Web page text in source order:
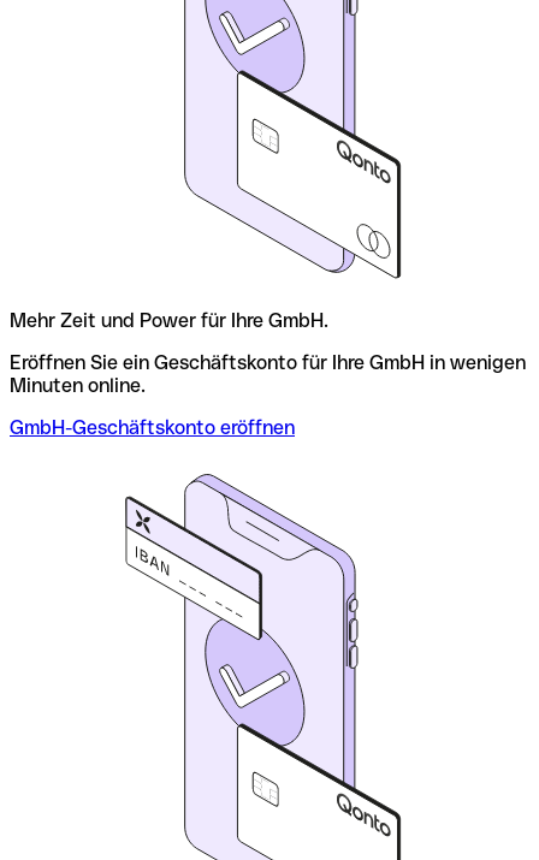
Mehr Zeit und Power für Ihre GmbH.
Eröffnen Sie ein Geschäftskonto für Ihre GmbH in wenigen
Minuten online.
GmbH-Geschäftskonto eröffnen